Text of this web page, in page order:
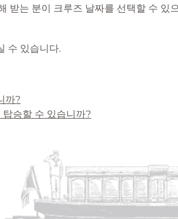
받는 분이 크루즈 날짜를 선택할 수 있
수 있습니다.
까?
승할 수 있습니까?